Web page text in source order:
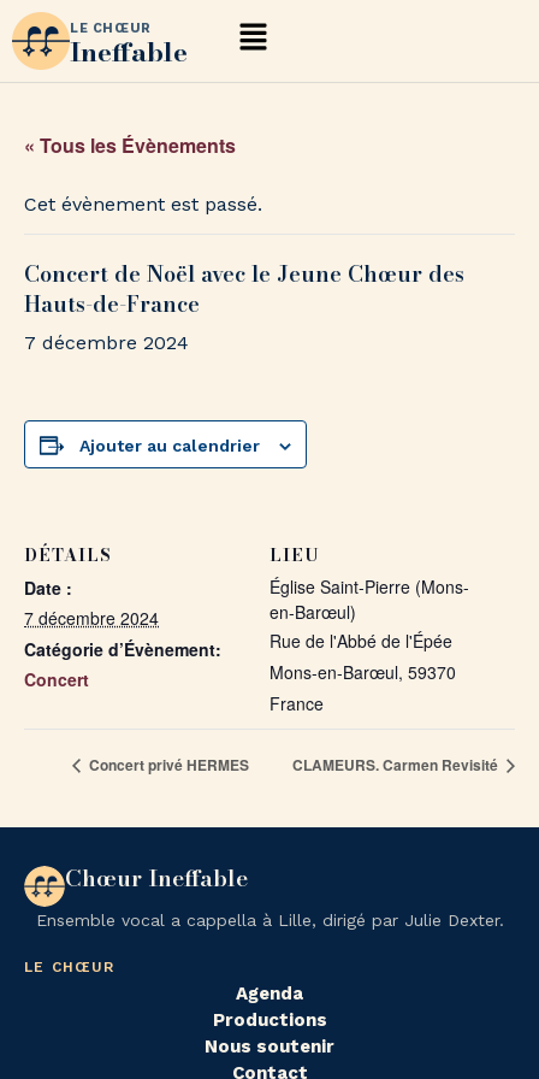
LE CHŒUR
Ineffable
« Tous les Évènements
Cet évènement est passé.
Concert de Noël avec le Jeune Chœur des
Hauts-de-France
7 décembre 2024
Ajouter au calendrier
DÉTAILS
Date :
7 décembre 2024
Catégorie d’Évènement:
Concert
LIEU
Église Saint-Pierre (Mons-
en-Barœul)
Rue de l'Abbé de l'Épée
Mons-en-Barœul, 59370
France
Concert privé HERMES CLAMEURS. Carmen Revisité
Chœur Ineffable
Ensemble vocal a cappella à Lille, dirigé par Julie Dexter.
LE CHŒUR
Agenda
Productions
Nous soutenir
Contact